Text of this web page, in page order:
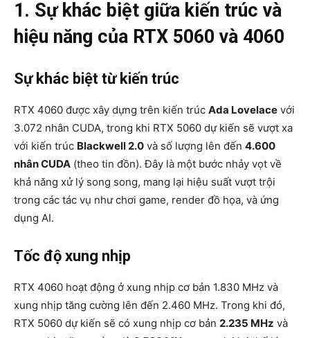
1. Sự khác biệt giữa kiến trúc và
hiệu năng của RTX 5060 và 4060
Sự khác biệt từ kiến trúc
RTX 4060 được xây dựng trên kiến trúc Ada Lovelace với
3.072 nhân CUDA, trong khi RTX 5060 dự kiến sẽ vượt xa
với kiến trúc Blackwell 2.0 và số lượng lên đến 4.600
nhân CUDA (theo tin đồn). Đây là một bước nhảy vọt về
khả năng xử lý song song, mang lại hiệu suất vượt trội
trong các tác vụ như chơi game, render đồ họa, và ứng
dụng AI.
Tốc độ xung nhịp
RTX 4060 hoạt động ở xung nhịp cơ bản 1.830 MHz và
xung nhịp tăng cường lên đến 2.460 MHz. Trong khi đó,
RTX 5060 dự kiến sẽ có xung nhịp cơ bản 2.235 MHz và